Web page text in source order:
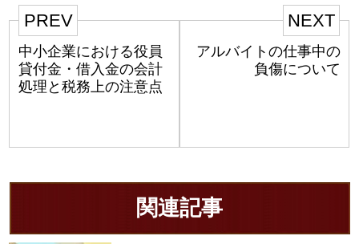
PREV
中小企業における役員
貸付金・借入金の会計
処理と税務上の注意点
NEXT
アルバイトの仕事中の
負傷について
関連記事